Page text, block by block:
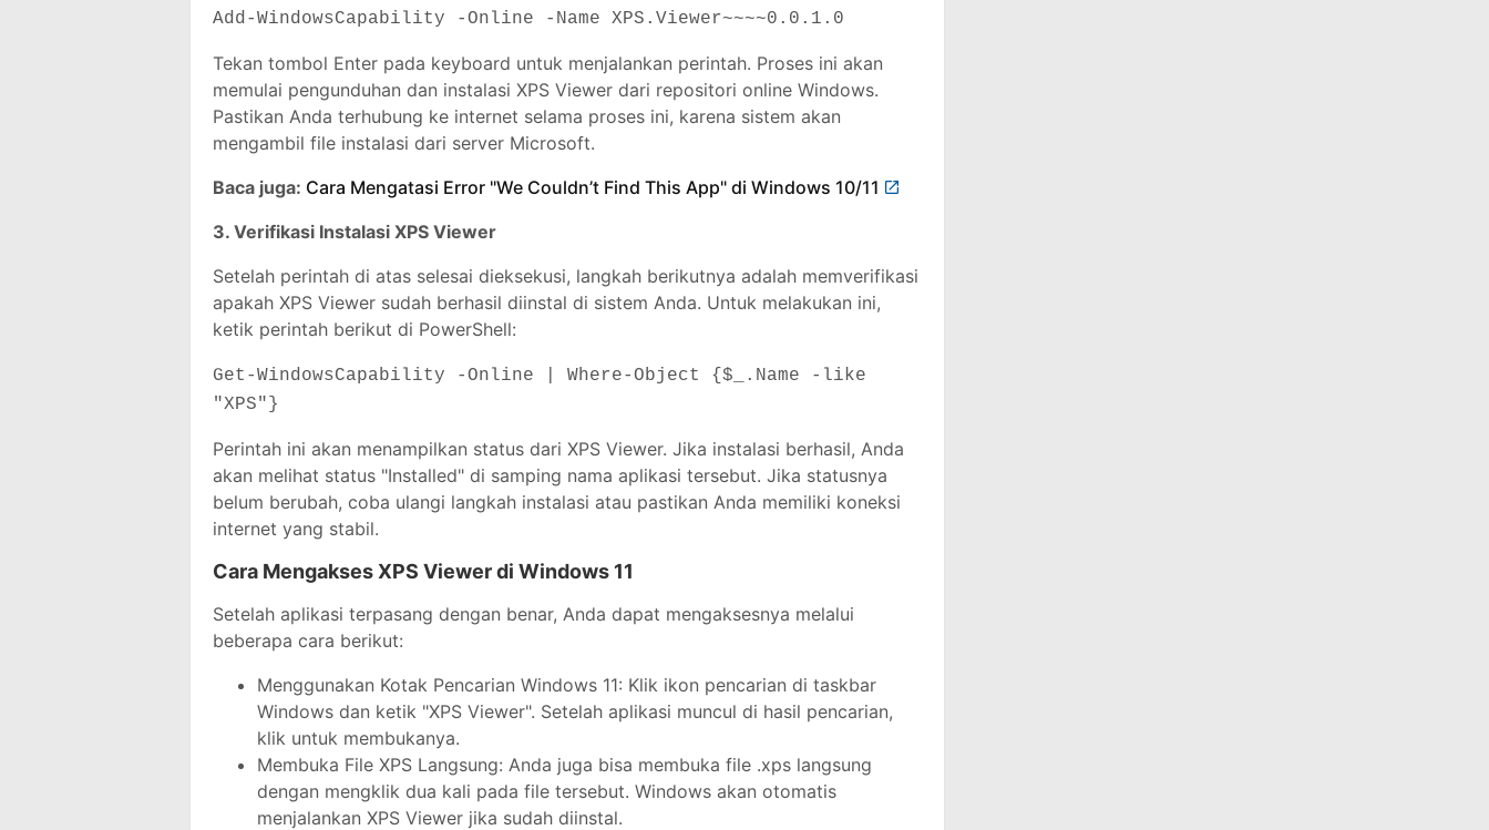
Add-WindowsCapability -Online -Name XPS.Viewer~~~~0.0.1.0
Tekan tombol Enter pada keyboard untuk menjalankan perintah. Proses ini akan
memulai pengunduhan dan instalasi XPS Viewer dari repositori online Windows.
Pastikan Anda terhubung ke internet selama proses ini, karena sistem akan
mengambil file instalasi dari server Microsoft.
Baca juga: Cara Mengatasi Error "We Couldn’t Find This App" di Windows 10/11
3. Verifikasi Instalasi XPS Viewer
Setelah perintah di atas selesai dieksekusi, langkah berikutnya adalah memverifikasi
apakah XPS Viewer sudah berhasil diinstal di sistem Anda. Untuk melakukan ini,
ketik perintah berikut di PowerShell:
Get-WindowsCapability -Online | Where-Object {$_.Name -like
"XPS"}
Perintah ini akan menampilkan status dari XPS Viewer. Jika instalasi berhasil, Anda
akan melihat status "Installed" di samping nama aplikasi tersebut. Jika statusnya
belum berubah, coba ulangi langkah instalasi atau pastikan Anda memiliki koneksi
internet yang stabil.
Cara Mengakses XPS Viewer di Windows 11
Setelah aplikasi terpasang dengan benar, Anda dapat mengaksesnya melalui
beberapa cara berikut:
Menggunakan Kotak Pencarian Windows 11: Klik ikon pencarian di taskbar
Windows dan ketik "XPS Viewer". Setelah aplikasi muncul di hasil pencarian,
klik untuk membukanya.
Membuka File XPS Langsung: Anda juga bisa membuka file .xps langsung
dengan mengklik dua kali pada file tersebut. Windows akan otomatis
menjalankan XPS Viewer jika sudah diinstal.